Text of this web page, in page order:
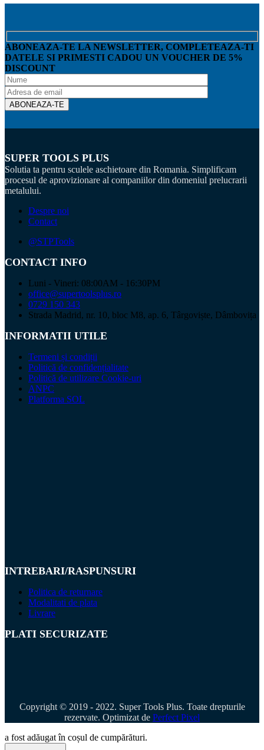
ABONEAZA-TE LA NEWSLETTER, COMPLETEAZA-TI
DATELE SI PRIMESTI CADOU UN VOUCHER DE 5%
DISCOUNT
SUPER TOOLS PLUS
Solutia ta pentru sculele aschietoare din Romania. Simplificam
procesul de aprovizionare al companiilor din domeniul prelucrarii
metalului.
Despre noi
Contact
@STPTools
CONTACT INFO
Luni - Vineri: 08:00AM - 16:30PM
office@supertoolsplus.ro
0729 150 343
Strada Madrid, nr. 10, bloc M8, ap. 6, Târgoviște, Dâmbovița
INFORMATII UTILE
Termeni și condiții
Politică de confidențialitate
Politică de utilizare Cookie-uri
ANPC
Platforma SOL
INTREBARI/RASPUNSURI
Politica de returnare
Modalitati de plata
Livrare
PLATI SECURIZATE
Copyright © 2019 - 2022. Super Tools Plus. Toate drepturile
rezervate. Optimizat de Perfect Pixel
a fost adăugat în coșul de cumpărături.